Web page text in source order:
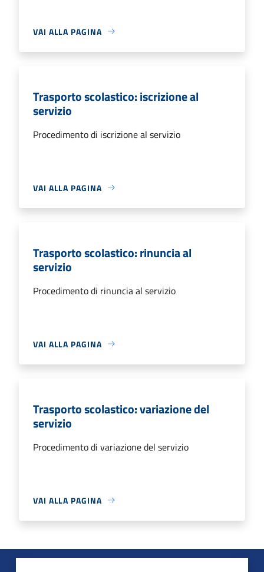
VAI ALLA PAGINA
Trasporto scolastico: iscrizione al
servizio
Procedimento di iscrizione al servizio
VAI ALLA PAGINA
Trasporto scolastico: rinuncia al
servizio
Procedimento di rinuncia al servizio
VAI ALLA PAGINA
Trasporto scolastico: variazione del
servizio
Procedimento di variazione del servizio
VAI ALLA PAGINA